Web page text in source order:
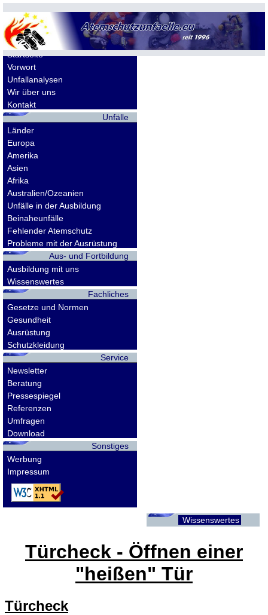
Allgemeines
Startseite
Vorwort
Unfallanalysen
Wir über uns
Kontakt
Unfälle
Länder
Europa
Amerika
Asien
Afrika
Australien/Ozeanien
Unfälle in der Ausbildung
Beinaheunfälle
Fehlender Atemschutz
Probleme mit der Ausrüstung
Aus- und Fortbildung
Ausbildung mit uns
Wissenswertes
Fachliches
Gesetze und Normen
Gesundheit
Ausrüstung
Schutzkleidung
Service
Newsletter
Beratung
Pressespiegel
Referenzen
Umfragen
Download
Sonstiges
Werbung
Impressum
Wissenswertes
Türcheck - Öffnen einer
"heißen" Tür
Türcheck